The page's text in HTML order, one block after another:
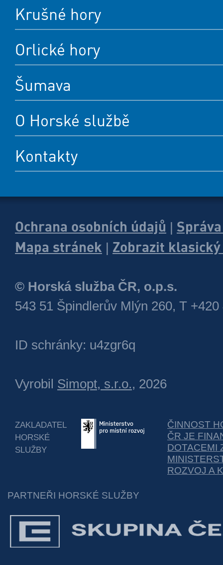
Krušné hory
Orlické hory
Šumava
O Horské službě
Kontakty
Ochrana osobních údajů
Mapa stránek
Zobrazit
© Horská služba ČR, o.p.s.
543 51 Špindlerův Mlýn 260, T +420
ID schránky: u4zgr6q
Vyrobil Simopt, s.r.o., 2026
ZAKLADATEL
HORSKÉ
SLUŽBY
ČINNOST
ČR JE
DOTACEMI
ROZVOJ A
PARTNEŘI HORSKÉ SLUŽBY